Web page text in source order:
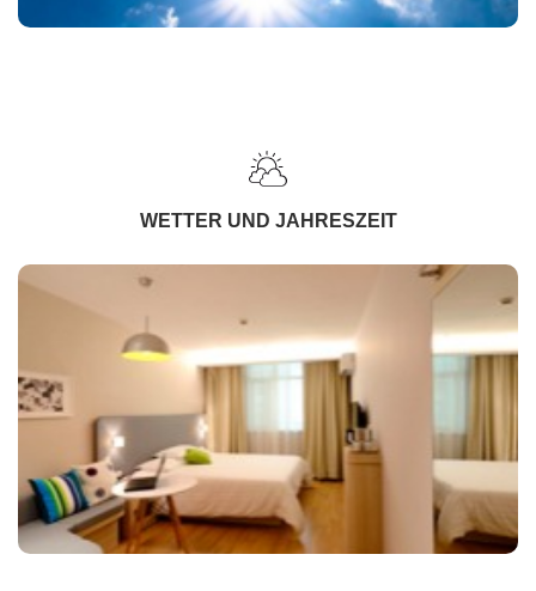
WETTER UND JAHRESZEIT